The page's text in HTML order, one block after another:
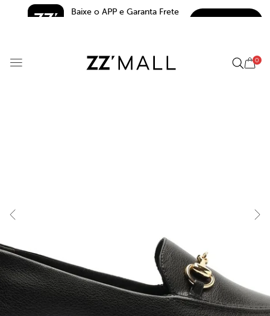
Baixe o APP e Garanta Frete
0